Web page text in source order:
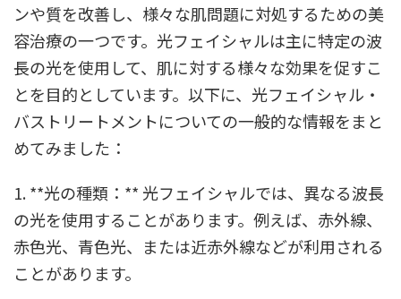
ンや質を改善し、様々な肌問題に対処するための美
容治療の一つです。光フェイシャルは主に特定の波
長の光を使用して、肌に対する様々な効果を促すこ
とを目的としています。以下に、光フェイシャル・
バストリートメントについての一般的な情報をまと
めてみました：
1. **光の種類：** 光フェイシャルでは、異なる波長
の光を使用することがあります。例えば、赤外線、
赤色光、青色光、または近赤外線などが利用される
ことがあります。